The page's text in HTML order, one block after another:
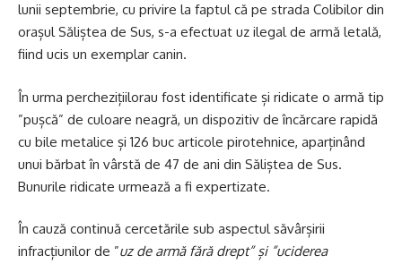
lunii septembrie, cu privire la faptul că pe strada Colibilor din
orașul Săliștea de Sus, s-a efectuat uz ilegal de armă letală,
fiind ucis un exemplar canin.
În urma perchezițiilorau fost identificate și ridicate o armă tip
”pușcă” de culoare neagră, un dispozitiv de încărcare rapidă
cu bile metalice și 126 buc articole pirotehnice, aparținând
unui bărbat în vârstă de 47 de ani din Săliștea de Sus.
Bunurile ridicate urmează a fi expertizate.
În cauză continuă cercetările sub aspectul săvârșirii
infracțiunilor de ”uz de armă fără drept” și ”uciderea